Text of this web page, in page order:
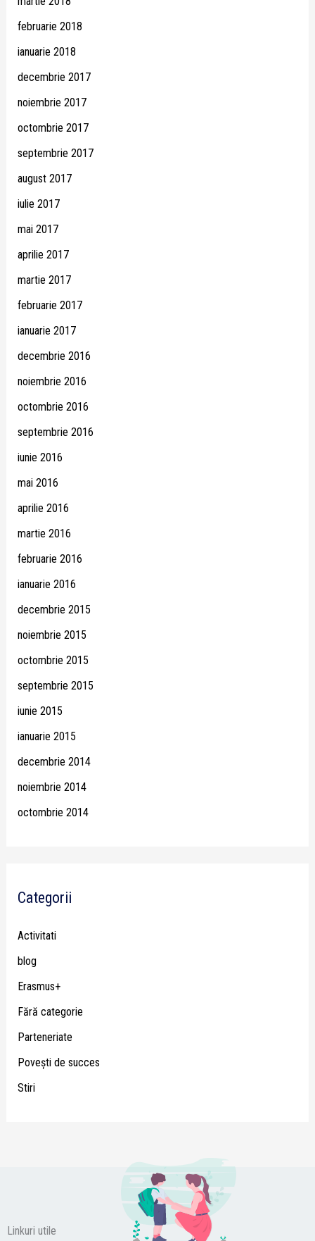
februarie 2018
ianuarie 2018
decembrie 2017
noiembrie 2017
octombrie 2017
septembrie 2017
august 2017
iulie 2017
mai 2017
aprilie 2017
martie 2017
februarie 2017
ianuarie 2017
decembrie 2016
noiembrie 2016
octombrie 2016
septembrie 2016
iunie 2016
mai 2016
aprilie 2016
martie 2016
februarie 2016
ianuarie 2016
decembrie 2015
noiembrie 2015
octombrie 2015
septembrie 2015
iunie 2015
ianuarie 2015
decembrie 2014
noiembrie 2014
octombrie 2014
Categorii
Activitati
blog
Erasmus+
Fără categorie
Parteneriate
Poveşti de succes
Stiri
Linkuri utile